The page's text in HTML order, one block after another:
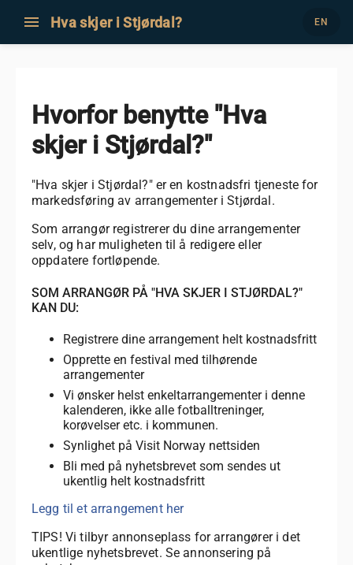
menu Hva skjer i Stjørdal? EN
Hvorfor benytte "Hva
skjer i Stjørdal?"
"Hva skjer i Stjørdal?" er en kostnadsfri tjeneste for
markedsføring av arrangementer i Stjørdal.
Som arrangør registrerer du dine arrangementer
selv, og har muligheten til å redigere eller
oppdatere fortløpende.
SOM ARRANGØR PÅ "HVA SKJER I STJØRDAL?"
KAN DU:
Registrere dine arrangement helt kostnadsfritt
Opprette en festival med tilhørende
arrangementer
Vi ønsker helst enkeltarrangementer i denne
kalenderen, ikke alle fotballtreninger,
korøvelser etc. i kommunen.
Synlighet på Visit Norway nettsiden
Bli med på nyhetsbrevet som sendes ut
ukentlig helt kostnadsfritt
Legg til et arrangement her
TIPS! Vi tilbyr annonseplass for arrangører i det
ukentlige nyhetsbrevet. Se annonsering på